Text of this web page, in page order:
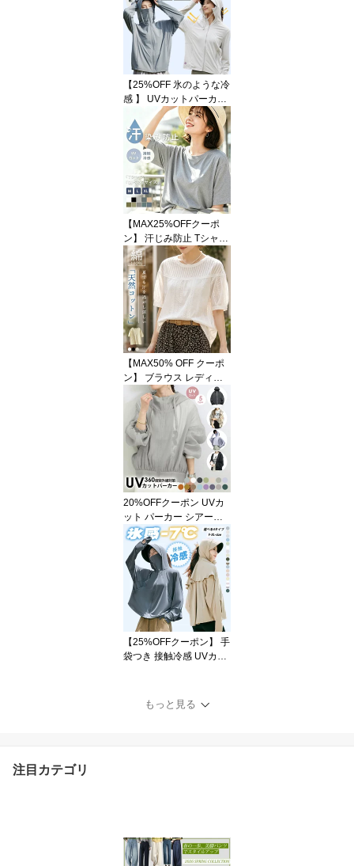
接触冷感 UVカット 汗ジ
ミ防止 プリーツ ボヘミ
アン 日焼け止め 体型カ
バー 大人可愛い 綿麻 リ
ネン ゆったり きれいめ
低身長 春夏 30代 40代 5
0代 黒 紺 青 S M L LL 3L
smart-shop
【25%OFF 氷のような冷
感 】 UVカットパーカー
冷感 体感 -7℃ UPF50+ u
v パーカー レディース ラ
ッシュガード uvパーカー
涼しい フェイスカバー
遮光 遮熱 撥水 トップス
日焼け防止 長袖 指穴 ひ
んやり 吸水速乾 防シワ
軽量 日焼け対策 夏 ガー
ドM/L/XL/2XL/3XL/4XL
【MAX25%OFFクーポ
ン】 汗じみ防止 Tシャツ
半袖 夏 レディース トッ
プス カットソー 体型カ
バー 汗染み防止 接触冷
感 綿100％ 送料無料 吸
水速乾 UVカット UVケア
防シワ 着痩せ 大人可愛
い 涼しい 大きいサイズ
カジュアル 無地 ロンT さ
らさら おしゃれ M L LL
【MAX50% OFF クーポ
ン】 ブラウス レディー
ス 半袖 夏 綿100% 刺繍
シャツ レディース トッ
プス 長袖 七分袖 Uネッ
ク 立ち襟 きれいめ ゆっ
たり 体型カバー 薄手 上
品 大人可愛い 通勤 カジ
ュアル オフィス 洗える
春 ホワイト ブラック 20
代〜60代対応 送料無料 s
mart-shop
20%OFFクーポン UVカ
ット パーカー シアーブ
ルゾン 涼しい シアージ
ャケット 接触冷感 UV パ
ーカー 冷感 レディース
ウインドブレーカー 遮光
日焼け防止 虫除け ひん
やり 速乾 薄手 撥水 マウ
ンテンパーカー シアーパ
ーカー 長袖 紫外線カッ
ト 大きいサイズ 春 夏 S/
M/L
【25%OFFクーポン】 手
袋つき 接触冷感 UVカッ
け防止 夏 涼しい 薄手 指
もっと見る
注目カテゴリ